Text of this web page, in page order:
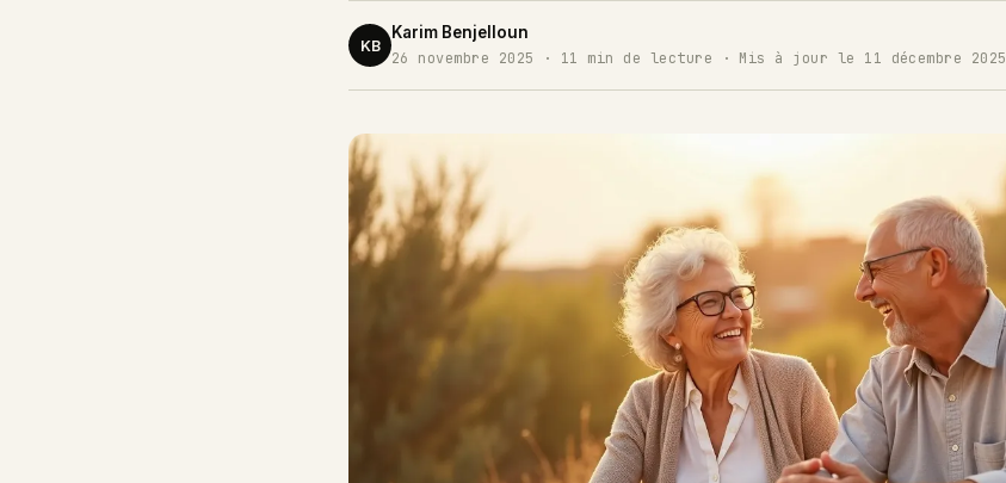
KB
Karim Benjelloun
26 novembre 2025 · 11 min de lecture · Mis à jour le 11 décembre 2025